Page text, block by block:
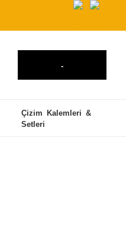
-
Çizim Kalemleri &
Setleri